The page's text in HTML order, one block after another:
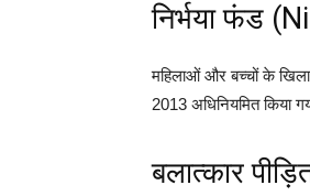
निर्भया फंड
महिलाओं और बच्चों के
2013 अधिनियमित किया
बलात्कार